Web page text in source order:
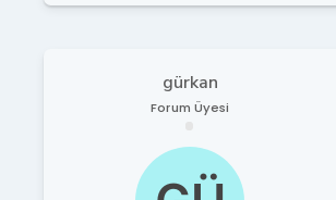
gürkan
Forum Üyesi